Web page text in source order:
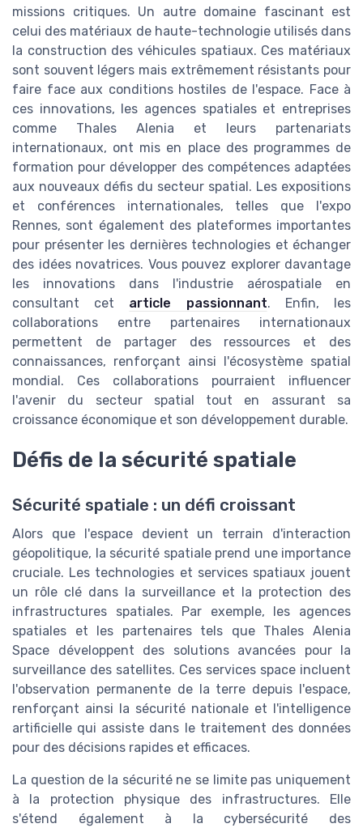
missions critiques. Un autre domaine fascinant est
celui des matériaux de haute-technologie utilisés dans
la construction des véhicules spatiaux. Ces matériaux
sont souvent légers mais extrêmement résistants pour
faire face aux conditions hostiles de l'espace. Face à
ces innovations, les agences spatiales et entreprises
comme Thales Alenia et leurs partenariats
internationaux, ont mis en place des programmes de
formation pour développer des compétences adaptées
aux nouveaux défis du secteur spatial. Les expositions
et conférences internationales, telles que l'expo
Rennes, sont également des plateformes importantes
pour présenter les dernières technologies et échanger
des idées novatrices. Vous pouvez explorer davantage
les innovations dans l'industrie aérospatiale en
consultant cet article passionnant. Enfin, les
collaborations entre partenaires internationaux
permettent de partager des ressources et des
connaissances, renforçant ainsi l'écosystème spatial
mondial. Ces collaborations pourraient influencer
l'avenir du secteur spatial tout en assurant sa
croissance économique et son développement durable.
Défis de la sécurité spatiale
Sécurité spatiale : un défi croissant
Alors que l'espace devient un terrain d'interaction
géopolitique, la sécurité spatiale prend une importance
cruciale. Les technologies et services spatiaux jouent
un rôle clé dans la surveillance et la protection des
infrastructures spatiales. Par exemple, les agences
spatiales et les partenaires tels que Thales Alenia
Space développent des solutions avancées pour la
surveillance des satellites. Ces services space incluent
l'observation permanente de la terre depuis l'espace,
renforçant ainsi la sécurité nationale et l'intelligence
artificielle qui assiste dans le traitement des données
pour des décisions rapides et efficaces.
La question de la sécurité ne se limite pas uniquement
à la protection physique des infrastructures. Elle
s'étend également à la cybersécurité des